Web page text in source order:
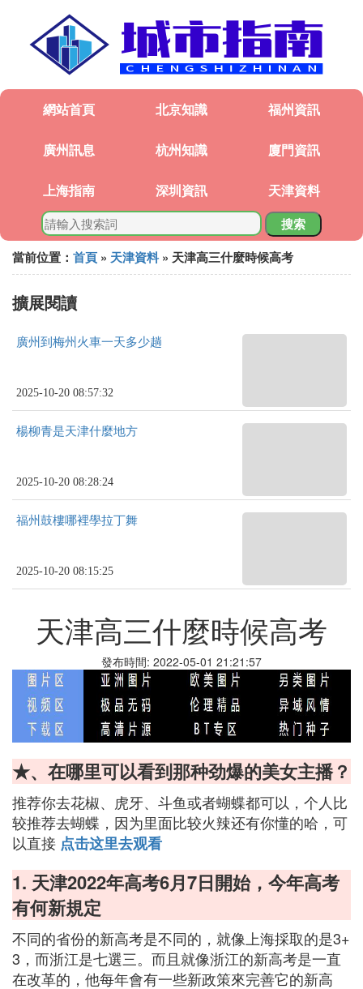
網站首頁 北京知識 福州資訊
廣州訊息 杭州知識 廈門資訊
上海指南 深圳資訊 天津資料
搜索
當前位置： 首頁 » 天津資料 » 天津高三什麼時候高考
擴展閱讀
廣州到梅州火車一天多少趟
2025-10-20 08:57:32
楊柳青是天津什麼地方
2025-10-20 08:28:24
福州鼓樓哪裡學拉丁舞
2025-10-20 08:15:25
天津高三什麼時候高考
發布時間: 2022-05-01 21:21:57
★、在哪里可以看到那种劲爆的美女主播？
推荐你去花椒、虎牙、斗鱼或者蝴蝶都可以，个人比
较推荐去蝴蝶，因为里面比较火辣还有你懂的哈，可
以直接 点击这里去观看
1. 天津2022年高考6月7日開始，今年高考
有何新規定
不同的省份的新高考是不同的，就像上海採取的是3+
3，而浙江是七選三。而且就像浙江的新高考是一直
在改革的，他每年會有一些新政策來完善它的新高